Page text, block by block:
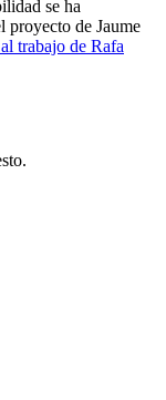
se ha
proyecto de Jaume
trabajo de Rafa